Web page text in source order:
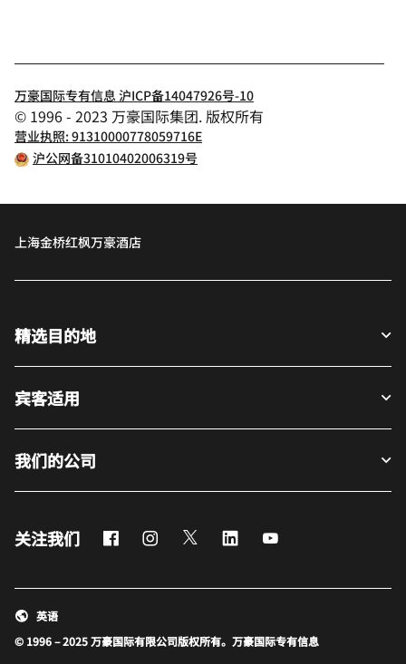
万豪国际专有信息 沪ICP备14047926号-10
© 1996 - 2023 万豪国际集团. 版权所有
营业执照: 91310000778059716E
沪公网备31010402006319号
上海金桥红枫万豪酒店
精选目的地
宾客适用
我们的公司
关注我们 FacebookInstagram
Twitter LinkedIn
© 1996 – 2025 万豪国际有限公司版权所有。万豪国际专有信息
英语